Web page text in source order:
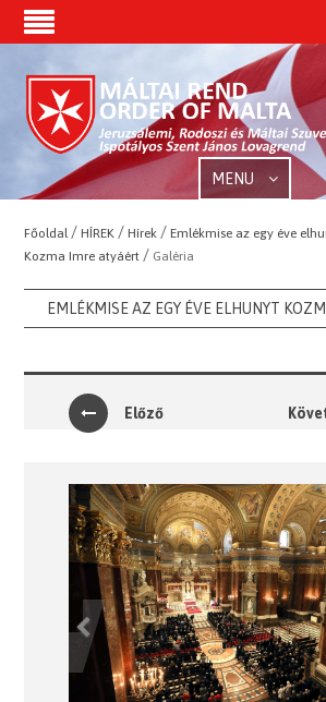
MENU
Főoldal /HÍREK /Hírek /Emlékmise az egy éve
Kozma Imre atyáért / Galéria
EMLÉKMISE AZ EGY ÉVE ELHUNYT
Előző
Previous